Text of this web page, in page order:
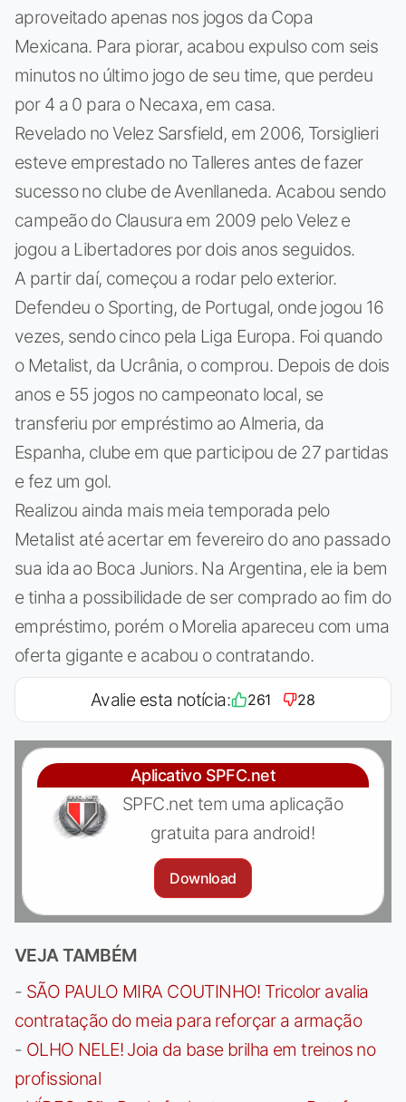
aproveitado apenas nos jogos da Copa
Mexicana. Para piorar, acabou expulso com seis
minutos no último jogo de seu time, que perdeu
por 4 a 0 para o Necaxa, em casa.
Revelado no Velez Sarsfield, em 2006, Torsiglieri
esteve emprestado no Talleres antes de fazer
sucesso no clube de Avenllaneda. Acabou sendo
campeão do Clausura em 2009 pelo Velez e
jogou a Libertadores por dois anos seguidos.
A partir daí, começou a rodar pelo exterior.
Defendeu o Sporting, de Portugal, onde jogou 16
vezes, sendo cinco pela Liga Europa. Foi quando
o Metalist, da Ucrânia, o comprou. Depois de dois
anos e 55 jogos no campeonato local, se
transferiu por empréstimo ao Almeria, da
Espanha, clube em que participou de 27 partidas
e fez um gol.
Realizou ainda mais meia temporada pelo
Metalist até acertar em fevereiro do ano passado
sua ida ao Boca Juniors. Na Argentina, ele ia bem
e tinha a possibilidade de ser comprado ao fim do
empréstimo, porém o Morelia apareceu com uma
oferta gigante e acabou o contratando.
Avalie esta notícia: 261 28
Aplicativo SPFC.net
SPFC.net tem uma aplicação
gratuita para android!
Download
VEJA TAMBÉM
- SÃO PAULO MIRA COUTINHO! Tricolor avalia
contratação do meia para reforçar a armação
- OLHO NELE! Joia da base brilha em treinos no
profissional